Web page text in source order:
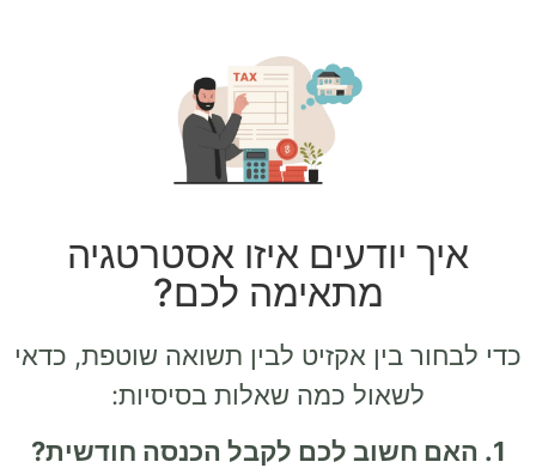
איך יודעים איזו אסטרטגיה
מתאימה לכם?
כדי לבחור בין אקזיט לבין תשואה שוטפת, כדאי
לשאול כמה שאלות בסיסיות:
1. האם חשוב לכם לקבל הכנסה חודשית?